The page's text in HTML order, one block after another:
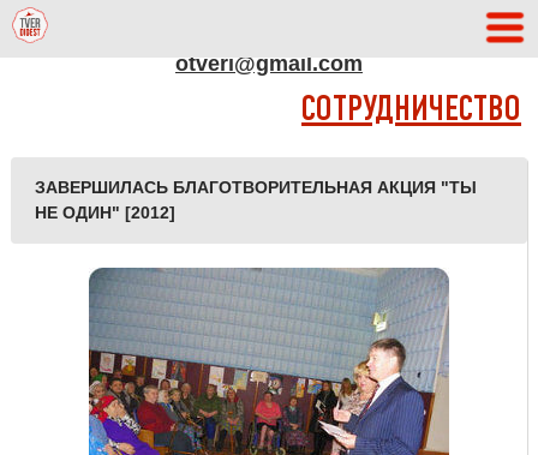
otveri@gmail.com
СОТРУДНИЧЕСТВО
ЗАВЕРШИЛАСЬ БЛАГОТВОРИТЕЛЬНАЯ АКЦИЯ "ТЫ
НЕ ОДИН" [2012]